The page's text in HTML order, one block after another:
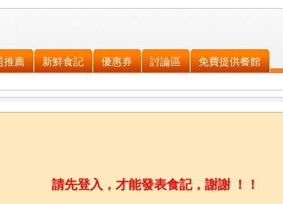
推薦 新鮮食記 優惠券 討論區 免費提供餐館
請先登入，才能發表食記，謝謝 ！！